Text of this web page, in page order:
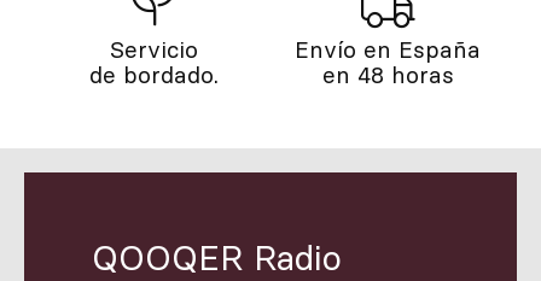
Servicio
de bordado.
Envío en España
en 48 horas
QOOQER Radio